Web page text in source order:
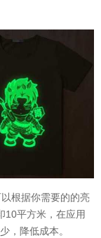
根据你需要的的亮
10平方米，在应用
，降低成本。